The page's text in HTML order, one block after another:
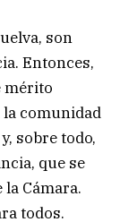
son
Entonces,
mérito
la comunidad
sobre todo,
que se
Cámara.
todos.